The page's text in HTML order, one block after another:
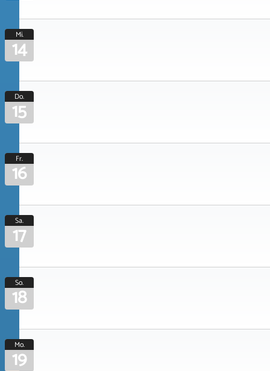
Mi.
14
Do.
15
Fr.
16
Sa.
17
So.
18
Mo.
19